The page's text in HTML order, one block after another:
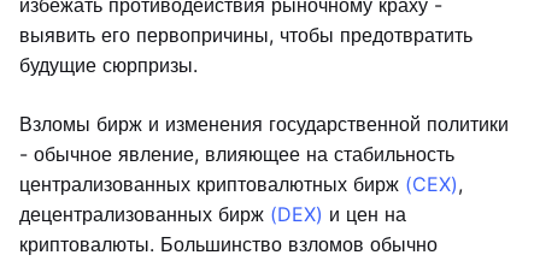
избежать противодействия рыночному краху -
выявить его первопричины, чтобы предотвратить
будущие сюрпризы.
Взломы бирж и изменения государственной политики
- обычное явление, влияющее на стабильность
централизованных криптовалютных бирж (CEX),
децентрализованных бирж (DEX) и цен на
криптовалюты. Большинство взломов обычно